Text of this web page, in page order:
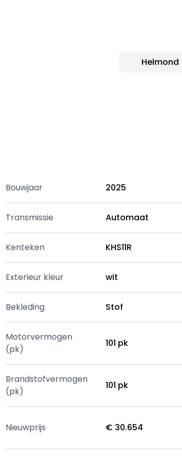
Helmond
Bouwjaar 2025
Transmissie Automaat
Kenteken KHS11R
Exterieur kleur wit
Bekleding Stof
Motorvermogen
(pk)
101 pk
Brandstofvermogen
(pk)
101 pk
Nieuwprijs € 30.654